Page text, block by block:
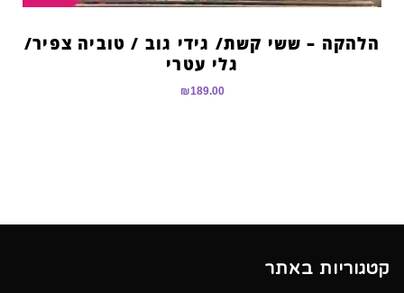
הלהקה – ששי קשת/ גידי גוב / טוביה צפיר/
גלי עטרי
₪189.00
קטגוריות באתר